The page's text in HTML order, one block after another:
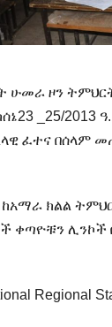
ሁመራ ዞን
_25/2013
ፈተና በሰላም
ክልል
ቀጣዮቹን
Regional